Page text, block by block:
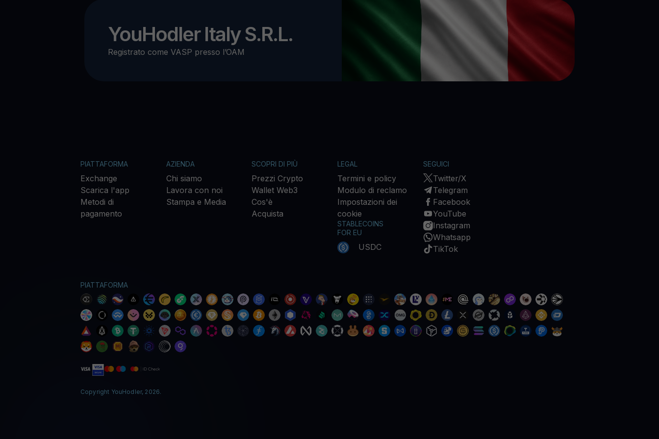
YouHodler Italy S.R.L.
Registrato come VASP presso l’OAM
PIATTAFORMA
Exchange
Scarica l'app
Metodi di
pagamento
AZIENDA
Chi siamo
Lavora con noi
Stampa e Media
SCOPRI DI PIÙ
Prezzi Crypto
Wallet Web3
Cos'è
Acquista
LEGAL
Termini e policy
Modulo di reclamo
Impostazioni dei
cookie
STABLECOINS
FOR EU
USDC
SEGUICI
Twitter/X
Telegram
Facebook
YouTube
Instagram
Whatsapp
TikTok
PIATTAFORMA
Copyright YouHodler, 2026.